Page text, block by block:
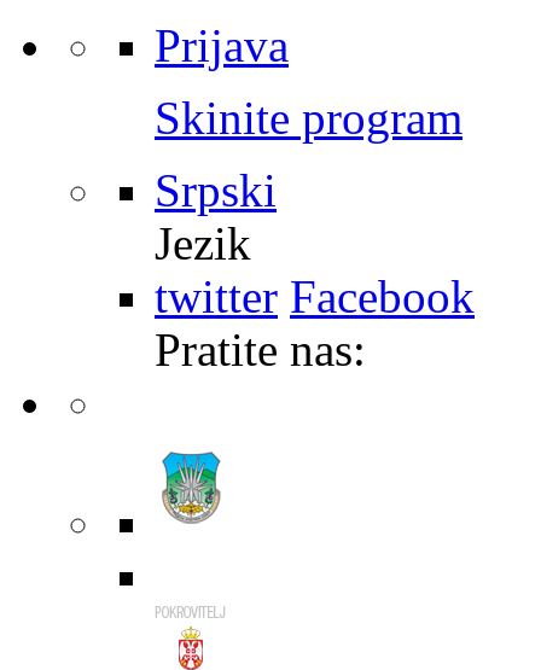
Prijava
Skinite program
Srpski
Jezik
twitter Facebook
Pratite nas: